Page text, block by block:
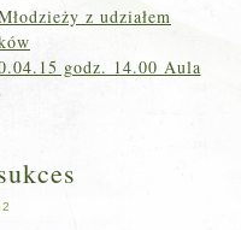
z udziałem
godz. 14.00 Aula